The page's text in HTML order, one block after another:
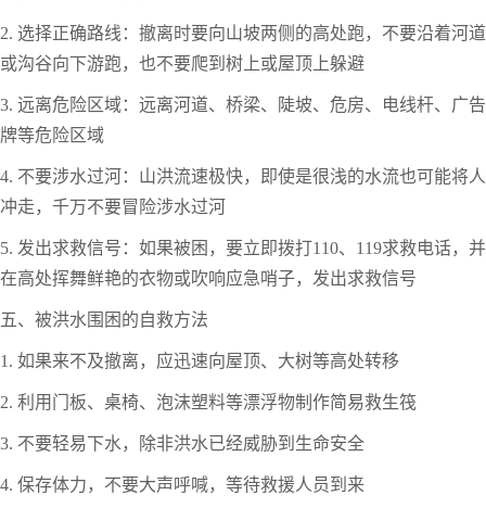
2. 选择正确路线：撤离时要向山坡两侧的高处跑，不要沿着河道
或沟谷向下游跑，也不要爬到树上或屋顶上躲避
3. 远离危险区域：远离河道、桥梁、陡坡、危房、电线杆、广告
牌等危险区域
4. 不要涉水过河：山洪流速极快，即使是很浅的水流也可能将人
冲走，千万不要冒险涉水过河
5. 发出求救信号：如果被困，要立即拨打110、119求救电话，并
在高处挥舞鲜艳的衣物或吹响应急哨子，发出求救信号
五、被洪水围困的自救方法
1. 如果来不及撤离，应迅速向屋顶、大树等高处转移
2. 利用门板、桌椅、泡沫塑料等漂浮物制作简易救生筏
3. 不要轻易下水，除非洪水已经威胁到生命安全
4. 保存体力，不要大声呼喊，等待救援人员到来